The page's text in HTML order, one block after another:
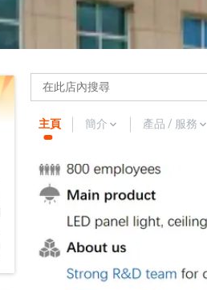
主頁 簡介 產品 / 服務